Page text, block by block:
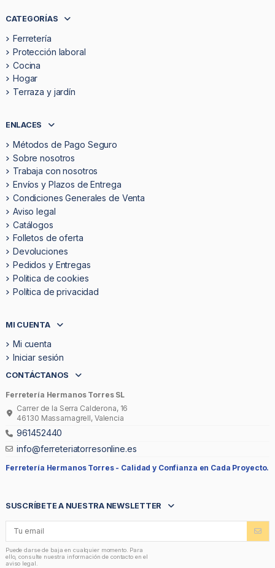
CATEGORÍAS
Ferretería
Protección laboral
Cocina
Hogar
Terraza y jardín
ENLACES
Métodos de Pago Seguro
Sobre nosotros
Trabaja con nosotros
Envíos y Plazos de Entrega
Condiciones Generales de Venta
Aviso legal
Catálogos
Folletos de oferta
Devoluciones
Pedidos y Entregas
Politica de cookies
Política de privacidad
MI CUENTA
Mi cuenta
Iniciar sesión
CONTÁCTANOS
Ferretería Hermanos Torres SL
Carrer de la Serra Calderona, 16
46130 Massamagrell, Valencia
961452440
info@ferreteriatorresonline.es
Ferretería Hermanos Torres - Calidad y Confianza en Cada Proyecto.
SUSCRÍBETE A NUESTRA NEWSLETTER
Puede darse de baja en cualquier momento. Para
ello, consulte nuestra información de contacto en el
aviso legal.